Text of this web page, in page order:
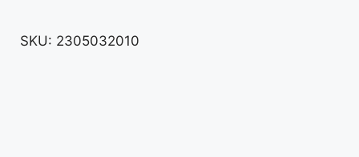
SKU: 2305032010